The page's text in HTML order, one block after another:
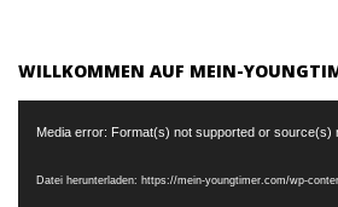
WILLKOMMEN AUF MEIN-
Media error: Format(s) not supported or source(s)
Datei herunterladen: https://mein-youngtimer.com/wp-